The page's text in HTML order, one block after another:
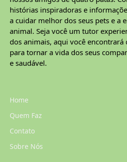
histórias inspiradoras e
a cuidar melhor dos seus pets e a
animal. Seja você um tutor
dos animais, aqui você
para tornar a vida dos seus
e saudável.
Home
Quem Faz
Contato
Sobre Nós